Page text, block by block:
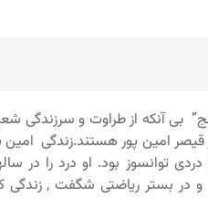
بی آنکه از طراوت و سرزندگی
امین پور هستند.زندگی امین
دردی توانسوز بود. او درد را در
بستر ریاضتی شگفت , زندگی